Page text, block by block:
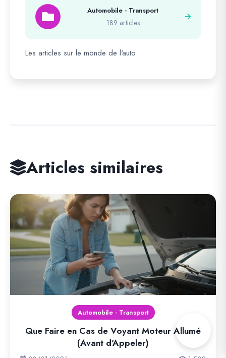
Automobile - Transport
189 articles
Les articles sur le monde de l'auto
Articles similaires
Automobile - Transport
Que Faire en Cas de Voyant Moteur Allumé
(Avant d'Appeler)